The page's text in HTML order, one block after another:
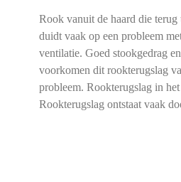
Rook vanuit de haard die
duidt vaak op een probleem
ventilatie. Goed stookgedrag
voorkomen dit rookterugslag
probleem. Rookterugslag in
Rookterugslag ontstaat vaak